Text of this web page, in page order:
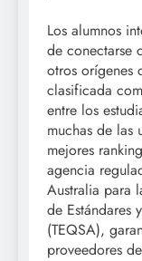
Los alumnos
de conectarse
otros orígenes
clasificada
entre los
muchas de las
mejores
agencia
Australia para
de Estándares
(TEQSA),
proveedores